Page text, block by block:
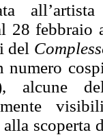
28 febbraio
del
numero
alcune
scoperta